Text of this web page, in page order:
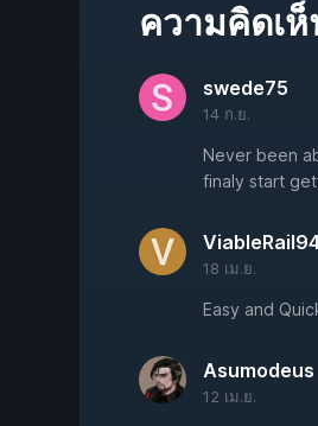
ความคิดเ
swede75
14 ก.ย.
Never been
finaly start
18 เม.ย.
Easy and
Asumodeus
12 เม.ย.